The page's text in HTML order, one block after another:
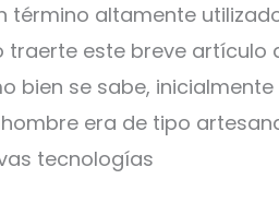
término altamente
traerte este breve artículo
bien se sabe,
era de tipo
tecnologías